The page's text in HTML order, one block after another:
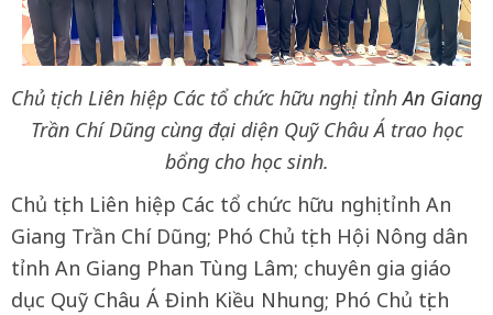
Chủ tịch Liên hiệp Các tổ chức hữu nghị tỉnhAn Giang
Trần Chí Dũng cùng đại diện Quỹ Châu Á trao học
bổng cho học sinh.
Chủ tịch Liên hiệp Các tổ chức hữu nghị tỉnh An
Giang Trần Chí Dũng; Phó Chủ tịch Hội Nông dân
tỉnh An Giang Phan Tùng Lâm; chuyên gia giáo
dục Quỹ Châu Á Đinh Kiều Nhung; Phó Chủ tịch